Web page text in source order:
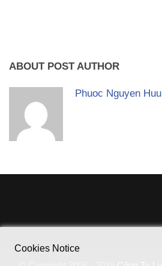
ABOUT POST AUTHOR
Phuoc Nguyen Huu
Cookies Notice